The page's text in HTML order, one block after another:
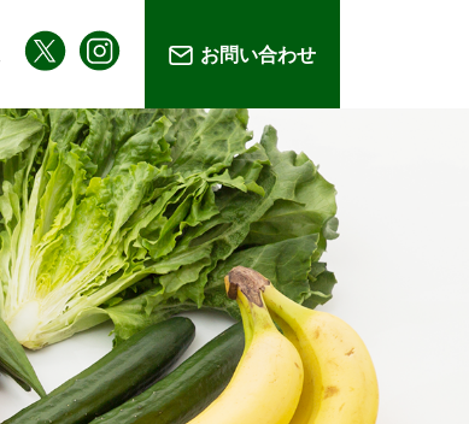
お問い合わせ